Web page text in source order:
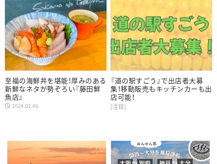
至福の海鮮丼を堪能！厚みのある
新鮮なネタが勢ぞろい『藤田鮮
魚店』
2024.02.06
『道の駅すごう』で出店者大募
集！移動販売もキッチンカーも出
店可能！
[注目]